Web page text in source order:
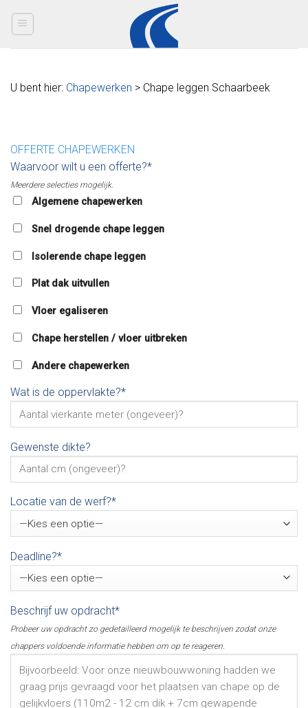
U bent hier: Chapewerken > Chape leggen Schaarbeek
OFFERTE CHAPEWERKEN
Waarvoor wilt u een offerte?*
Meerdere selecties mogelijk.
Algemene chapewerken
Snel drogende chape leggen
Isolerende chape leggen
Plat dak uitvullen
Vloer egaliseren
Chape herstellen / vloer uitbreken
Andere chapewerken
Wat is de oppervlakte?*
Gewenste dikte?
Locatie van de werf?*
Deadline?*
Beschrijf uw opdracht*
Probeer uw opdracht zo gedetailleerd mogelijk te beschrijven zodat onze
chappers voldoende informatie hebben om op te reageren.